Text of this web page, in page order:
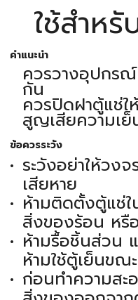
ใช้สำห
คำแนะนำ
ควรวางอุปกร
กัน
ควรปิดฝาตู้แช่
สูญเสียความเย็
ข้อควรระวัง
ระวังอย่าให้วง
เสียหาย
ห้ามติดตั้งตู้แช่
สิ่งของร้อน หรื
ห้ามรื้อชิ้นส่วน
ห้ามใช้ตู้เย็นขณ
ก่อนทำความสะ